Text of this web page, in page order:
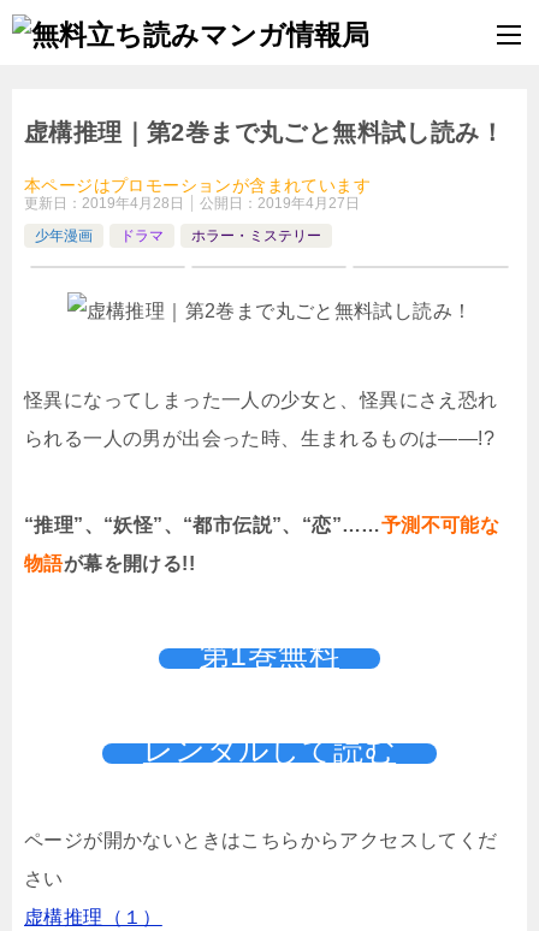
虚構推理｜第2巻まで丸ごと無料試し読み！
本ページはプロモーションが含まれています
更新日： 2019年4月28日 公開日： 2019年4月27日
少年漫画
ドラマ ホラー・ミステリー
怪異になってしまった一人の少女と、怪異にさえ恐れ
られる一人の男が出会った時、生まれるものは――!?
“推理”、“妖怪”、“都市伝説”、“恋”……予測不可能な
物語が幕を開ける!!
第1巻無料
レンタルして読む
ページが開かないときはこちらからアクセスしてくだ
さい
虚構推理（１）